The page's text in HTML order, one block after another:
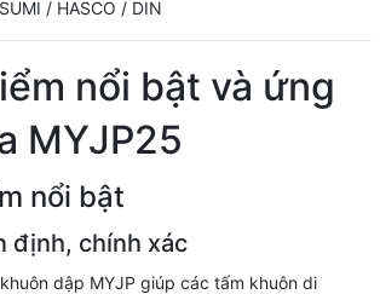
/ HASCO / DIN
nổi bật và ứng
MYJP25
nổi bật
định, chính xác
dập MYJP giúp các tấm khuôn di